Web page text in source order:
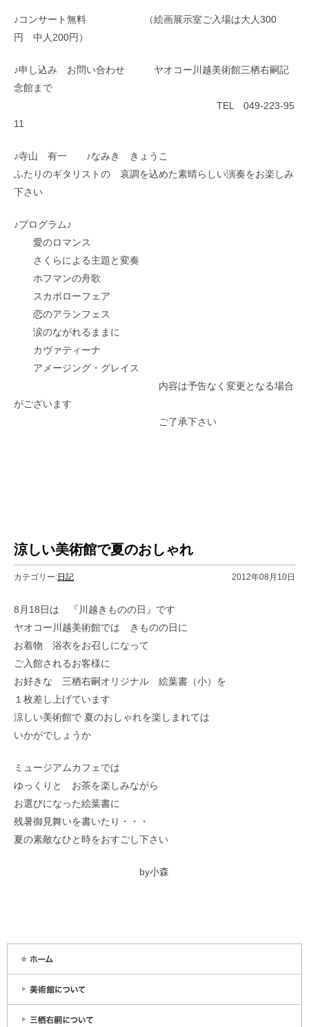
♪コンサート無料 （絵画展示室ご入場は大人300
円 中人200円）
♪申し込み お問い合わせ ヤオコー川越美術館三栖右嗣記
念館まで
TEL
049-223-95
11
♪寺山 有一 ♪なみき きょうこ
ふたりのギタリストの 哀調を込めた素晴らしい演奏をお楽しみ
下さい
♪プログラム♪
愛のロマンス
さくらによる主題と変奏
ホフマンの舟歌
スカボローフェア
恋のアランフェス
涙のながれるままに
カヴァティーナ
アメージング・グレイス
内容は予告なく変更となる場合
がございます
ご了承下さい
涼しい美術館で夏のおしゃれ
カテゴリー:日記 2012年08月10日
8月18日は 『川越きものの日』です
ヤオコー川越美術館では きものの日に
お着物 浴衣をお召しになって
ご入館されるお客様に
お好きな 三栖右嗣オリジナル 絵葉書（小）を
１枚差し上げています
涼しい美術館で 夏のおしゃれを楽しまれては
いかがでしょうか
ミュージアムカフェでは
ゆっくりと お茶を楽しみながら
お選びになった絵葉書に
残暑御見舞いを書いたり・・・
夏の素敵なひと時をおすごし下さい
by小森